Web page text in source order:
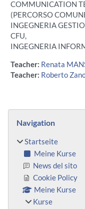
COMMUNICATION
(PERCORSO
INGEGNERIA
CFU,
INGEGNERIA
Teacher: Renata
Teacher: Roberto
Blöcke
Navigation
Startseite
Meine Kurse
News del sito
Cookie Policy
Meine Kurse
Kurse